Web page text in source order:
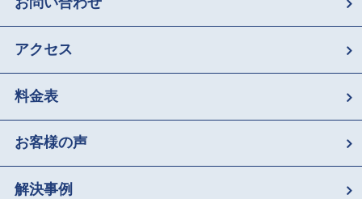
アクセス
料金表
お客様の声
解決事例